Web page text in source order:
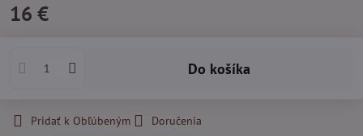
16 €
Do košíka
Pridať k Obľúbeným
Doručenia